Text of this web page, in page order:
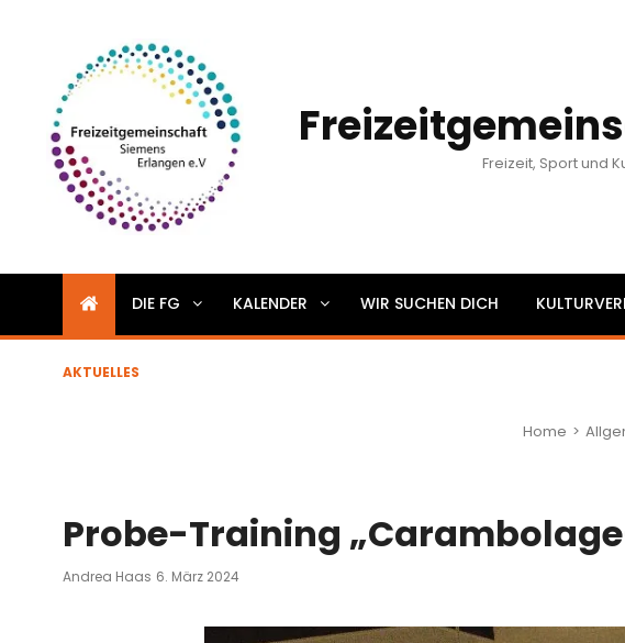
Freizeit, Sport und
DIE FG KALENDER WIR SUCHEN DICH
AKTUELLES
Home >
Probe-Training
Andrea Haas Posted
6. März 2024